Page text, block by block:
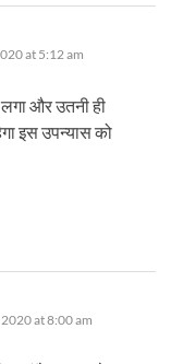
at 5:12 am
और उतनी ही
इस उपन्यास को
at 8:00 am